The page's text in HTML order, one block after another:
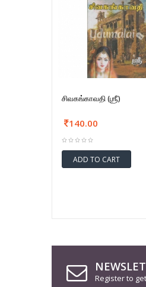
சிவகங்காவதி (ஶ்ரீ)
140.00
ADD TO CART
Register to